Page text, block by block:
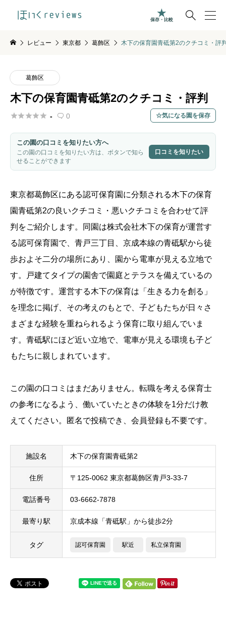

保存・比較
レビュー 東京都 葛飾区 木下の保育園青砥第2のクチコミ・評
葛飾区
木下の保育園青砥第2のクチコミ・評判
 -  0 気になる園を保存
この園の口コミを知りたい方へ
この園の口コミを知りたい方は、ボタンで知ら
せることができます
口コミを知りたい
東京都葛飾区にある認可保育園に分類される木下の保育
園青砥第2の良いクチコミ・悪いクチコミを合わせて評
判をご紹介します。
同園は株式会社木下の保育が運営す
る認可保育園で、青戸三丁目、京成本線の青砥駅から徒
歩およそ二分の場所にあり、園から電車が見える立地で
す。戸建てタイプの園舎で園庭とテラスを備えているの
が特徴です。運営する木下の保育は「生きる力を創る」
を理念に掲げ、その考えのもとで、子どもたちが日々さ
まざまな経験を重ねられるよう保育に取り組んでいま
す。青砥駅にほど近い立地で、電車が見える環境も子ど
もたちに親しまれています。
この園の口コミはまだありません。転職を考える保育士
の参考になるよう、働いていたときの体験を1分だけ教
えてください。匿名で投稿でき、会員登録も不要です。
施設名 木下の保育園青砥第2
住所 〒125-0062 東京都葛飾区青戸3-33-7
電話番号 03-6662-7878
最寄り駅 京成本線「青砥駅」から徒歩2分
タグ 認可保育園 駅近 私立保育園